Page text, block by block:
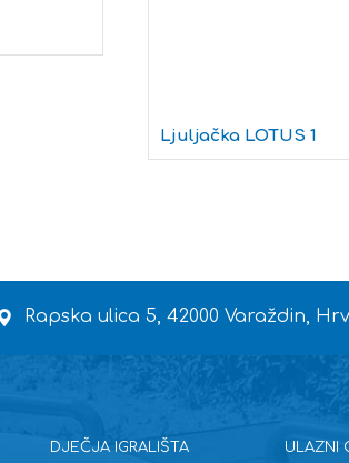
Ljuljačka LOTUS 1
Rapska ulica 5, 42000 Varaždin,
DJEČJA IGRALIŠTA ULAZNI